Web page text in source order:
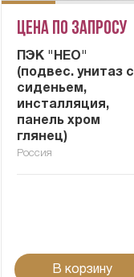
Цена по запросу
ПЭК "НЕО"
(подвес. унитаз с
сиденьем,
инсталляция,
панель хром
глянец)
Россия
В корзину